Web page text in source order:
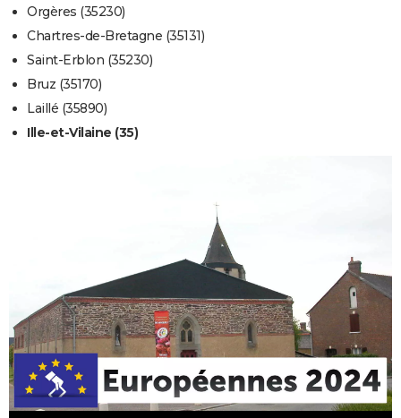
Orgères (35230)
Chartres-de-Bretagne (35131)
Saint-Erblon (35230)
Bruz (35170)
Laillé (35890)
Ille-et-Vilaine (35)